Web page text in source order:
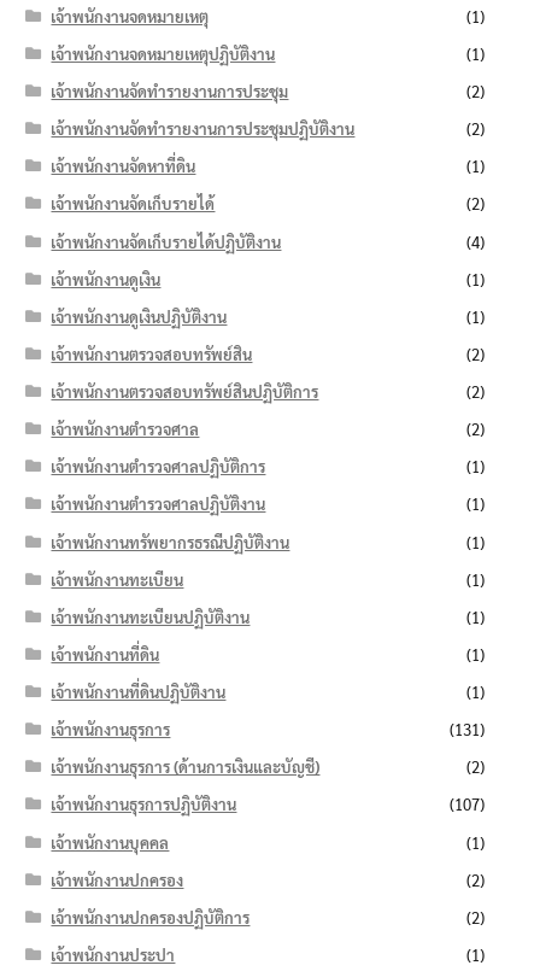
เจ้าพนักงานจดหมายเหตุ
(1)
เจ้าพนักงานจดหมายเหตุปฏิบัติงาน
(1)
เจ้าพนักงานจัดทำรายงานการประชุม
(2)
เจ้าพนักงานจัดทำรายงานการประชุมปฏิบัติงาน
(2)
เจ้าพนักงานจัดหาที่ดิน
(1)
เจ้าพนักงานจัดเก็บรายได้
(2)
เจ้าพนักงานจัดเก็บรายได้ปฏิบัติงาน
(4)
เจ้าพนักงานดูเงิน
(1)
เจ้าพนักงานดูเงินปฏิบัติงาน
(1)
เจ้าพนักงานตรวจสอบทรัพย์สิน
(2)
เจ้าพนักงานตรวจสอบทรัพย์สินปฏิบัติการ
(2)
เจ้าพนักงานตำรวจศาล
(2)
เจ้าพนักงานตำรวจศาลปฏิบัติการ
(1)
เจ้าพนักงานตำรวจศาลปฏิบัติงาน
(1)
เจ้าพนักงานทรัพยากรธรณีปฏิบัติงาน
(1)
เจ้าพนักงานทะเบียน
(1)
เจ้าพนักงานทะเบียนปฏิบัติงาน
(1)
เจ้าพนักงานที่ดิน
(1)
เจ้าพนักงานที่ดินปฏิบัติงาน
(1)
เจ้าพนักงานธุรการ
(131)
เจ้าพนักงานธุรการ (ด้านการเงินและบัญชี)
(2)
เจ้าพนักงานธุรการปฏิบัติงาน
(107)
เจ้าพนักงานบุคคล
(1)
เจ้าพนักงานปกครอง
(2)
เจ้าพนักงานปกครองปฏิบัติการ
(2)
เจ้าพนักงานประปา
(1)